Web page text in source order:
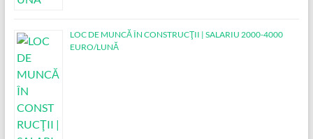
LOC DE MUNCĂ ÎN CONSTRUCŢII | SALARIU 2000-4000
EURO/LUNĂ